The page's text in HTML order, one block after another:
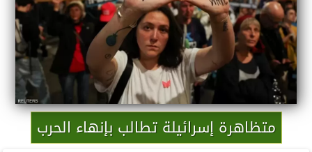
متظاهرة إسرائيلة تطالب بإنهاء الحرب